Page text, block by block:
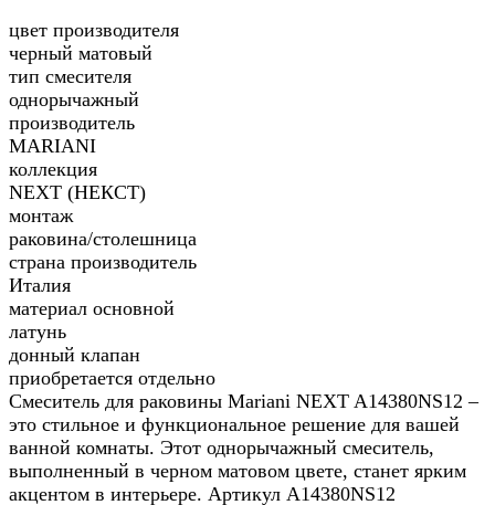
цвет производителя
черный матовый
тип смесителя
однорычажный
производитель
MARIANI
коллекция
NEXT (НЕКСТ)
монтаж
раковина/столешница
страна производитель
Италия
материал основной
латунь
донный клапан
приобретается отдельно
Смеситель для раковины Mariani NEXT A14380NS12 –
это стильное и функциональное решение для вашей
ванной комнаты. Этот однорычажный смеситель,
выполненный в черном матовом цвете, станет ярким
акцентом в интерьере. Артикул A14380NS12